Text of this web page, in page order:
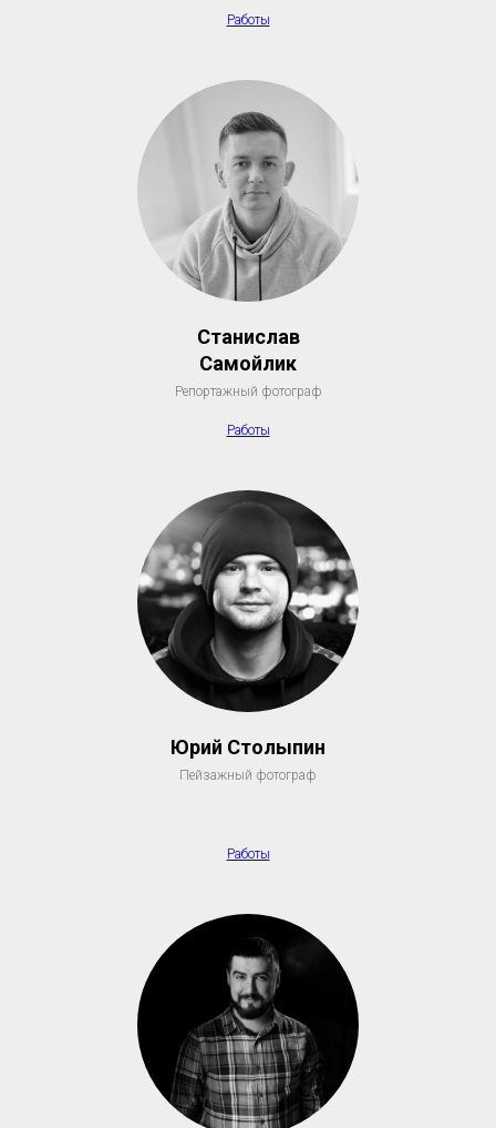
Работы
Станислав
Самойлик
Репортажный фотограф
Работы
Юрий Столыпин
Пейзажный фотограф
Работы